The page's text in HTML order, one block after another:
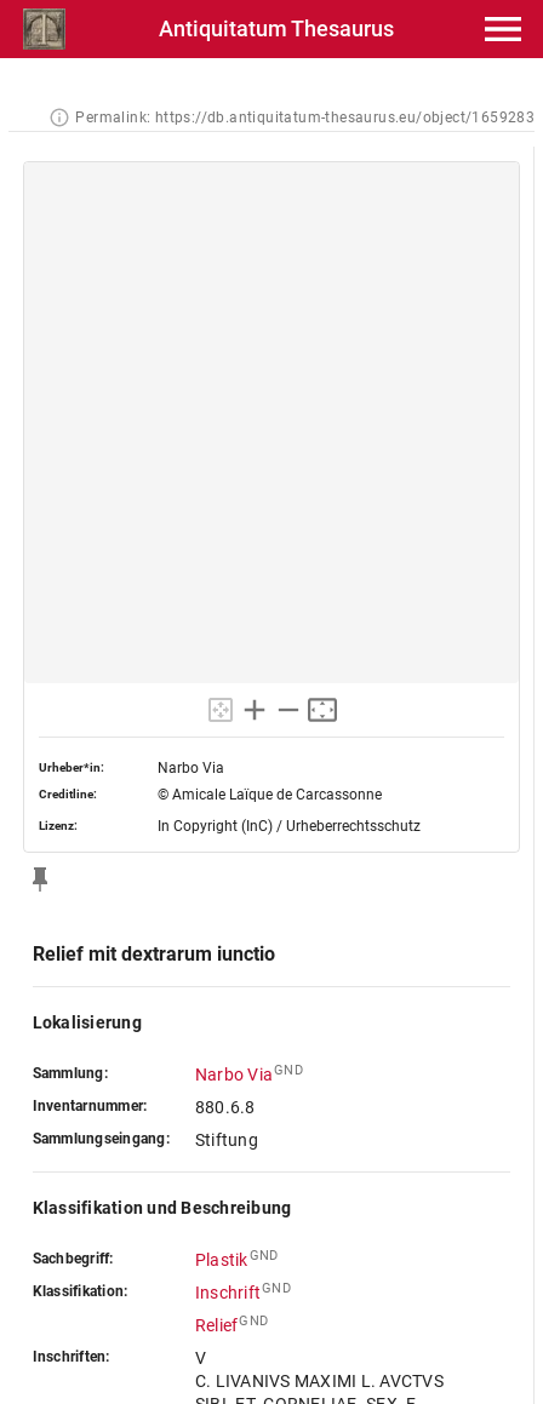
Antiquitatum Thesaurus
Permalink: https://db.antiquitatum-thesaurus.eu/object/1659283
Urheber*in: Narbo Via
Creditline: © Amicale Laïque de Carcassonne
Lizenz: In Copyright (InC) / Urheberrechtsschutz
Relief mit dextrarum iunctio
Lokalisierung
Sammlung: Narbo ViaGND
Inventarnummer: 880.6.8
Sammlungseingang: Stiftung
Klassifikation und Beschreibung
Sachbegriff: PlastikGND
Klassifikation: InschriftGND
ReliefGND
Inschriften:
V
C. LIVANIVS MAXIMI L. AVCTVS